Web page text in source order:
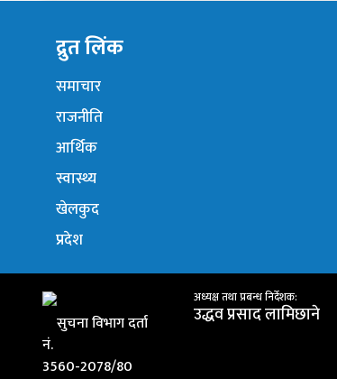
द्रुत लिंक
समाचार
राजनीति
आर्थिक
स्वास्थ्य
खेलकुद
प्रदेश
सुचना विभाग दर्ता
नं.
3560-2078/80
अध्यक्ष तथा प्रबन्ध निर्देशक:
उद्धव प्रसाद लामिछाने